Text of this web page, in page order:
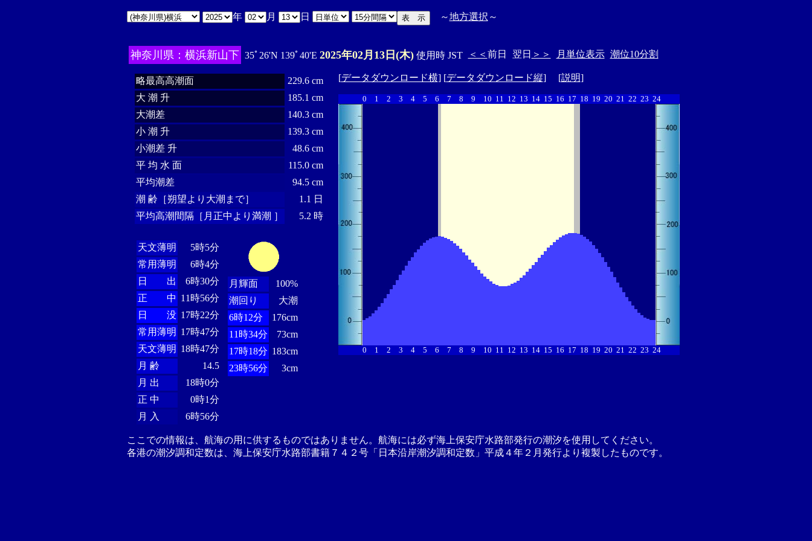
年 月 日 ～地方選択 ～
神奈川県：横浜新山下 35ﾟ26'N 139ﾟ40'E 2025年02月13日(木)使用時 JST ＜＜ 前日 翌日 ＞＞ 月単位表示 潮位10分割
略最高高潮面
229.6 cm
大 潮 升
185.1 cm
大潮差
140.3 cm
小 潮 升
139.3 cm
小潮差 升
48.6 cm
平 均 水 面
115.0 cm
平均潮差
94.5 cm
潮 齢［朔望より大潮まで］
1.1 日
平均高潮間隔［月正中より満潮 ］
5.2 時
天文薄明
5時5分
常用薄明
6時4分
日 出
6時30分
正 中 11時56分
日 没 17時22分
常用薄明 17時47分
天文薄明 18時47分
月 齢
14.5
月 出
18時0分
正 中
0時1分
月 入
6時56分
月輝面
100%
潮回り
大潮
6時12分
176cm
11時34分
73cm
17時18分 183cm
23時56分
3cm
[データダウンロード横] [データダウンロード縦] [説明]
0 1 2 3 4 5 6 7 8 9 10 11 12 13 14 15 16 17 18 19 20 21 22 23 24
0 1 2 3 4 5 6 7 8 9 10 11 12 13 14 15 16 17 18 19 20 21 22 23 24
ここでの情報は、航海の用に供するものではありません。航海には必ず海上保安庁水路部発行の潮汐を使用してください。
各港の潮汐調和定数は、海上保安庁水路部書籍７４２号「日本沿岸潮汐調和定数」平成４年２月発行より複製したものです。